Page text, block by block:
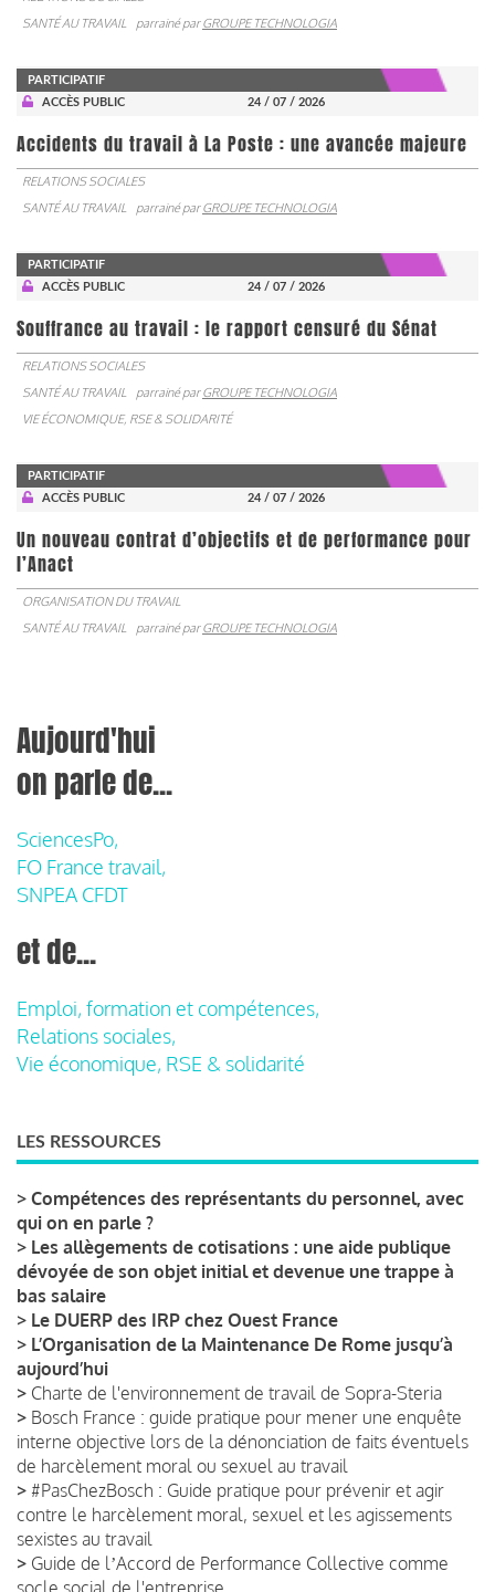
SANTÉ AU TRAVAIL
parrainé parGROUPE TECHNOLOGIA
PARTICIPATIF
ACCÈS PUBLIC
24 / 07 / 2026
Accidents du travail à La Poste : une avancée majeure
RELATIONS SOCIALES
SANTÉ AU TRAVAIL
parrainé parGROUPE TECHNOLOGIA
PARTICIPATIF
ACCÈS PUBLIC
24 / 07 / 2026
Souffrance au travail : le rapport censuré du Sénat
RELATIONS SOCIALES
SANTÉ AU TRAVAIL
parrainé parGROUPE TECHNOLOGIA
VIE ÉCONOMIQUE, RSE & SOLIDARITÉ
PARTICIPATIF
ACCÈS PUBLIC
24 / 07 / 2026
Un nouveau contrat d’objectifs et de performance pour
l’Anact
ORGANISATION DU TRAVAIL
SANTÉ AU TRAVAIL
parrainé parGROUPE TECHNOLOGIA
Aujourd'hui
on parle de...
SciencesPo,
FO France travail,
SNPEA CFDT
et de...
Emploi, formation et compétences,
Relations sociales,
Vie économique, RSE & solidarité
LES RESSOURCES
> Compétences des représentants du personnel, avec
qui on en parle ?
> Les allègements de cotisations : une aide publique
dévoyée de son objet initial et devenue une trappe à
bas salaire
> Le DUERP des IRP chez Ouest France
> L’Organisation de la Maintenance De Rome jusqu’à
aujourd’hui
> Charte de l'environnement de travail de Sopra-Steria
> Bosch France : guide pratique pour mener une enquête
interne objective lors de la dénonciation de faits éventuels
de harcèlement moral ou sexuel au travail
> #PasChezBosch : Guide pratique pour prévenir et agir
contre le harcèlement moral, sexuel et les agissements
sexistes au travail
> Guide de lʼAccord de Performance Collective comme
socle social de l'entreprise